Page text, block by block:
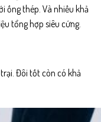
ống thép. Và nhiều khả
tổng hợp siêu cứng.
Đôi tốt còn có khả